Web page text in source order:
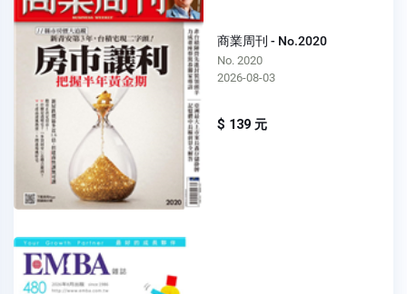
商業周刊 - No.2020
No. 2020
2026-08-03
$ 139 元